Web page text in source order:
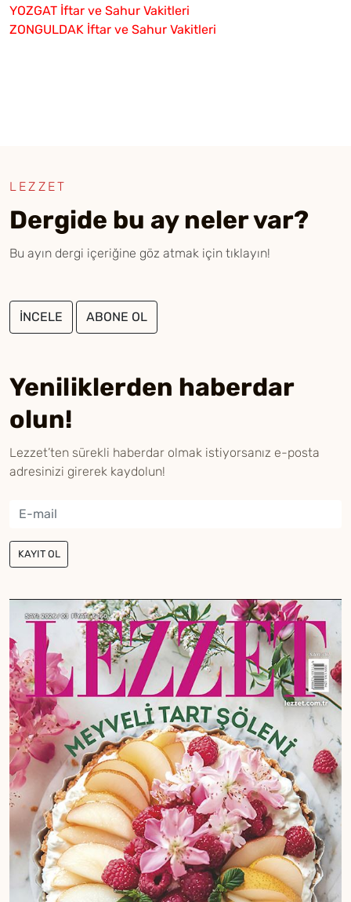
YOZGAT İftar ve Sahur Vakitleri
ZONGULDAK İftar ve Sahur Vakitleri
LEZZET
Dergide bu ay neler var?
Bu ayın dergi içeriğine göz atmak için tıklayın!
İNCELE ABONE OL
Yeniliklerden haberdar
olun!
Lezzet’ten sürekli haberdar olmak istiyorsanız e-posta
adresinizi girerek kaydolun!